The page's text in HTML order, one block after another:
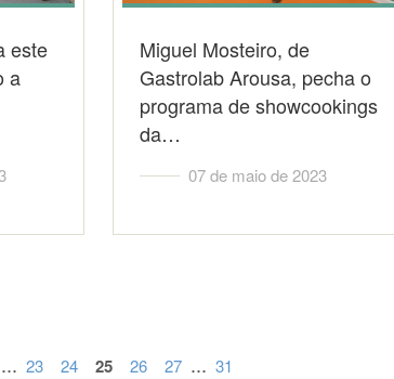
este
a
Miguel Mosteiro, de
Gastrolab Arousa, pecha o
programa de showcookings
da…
07 de maio de 2023
... 23 24 25 26 27 ... 31